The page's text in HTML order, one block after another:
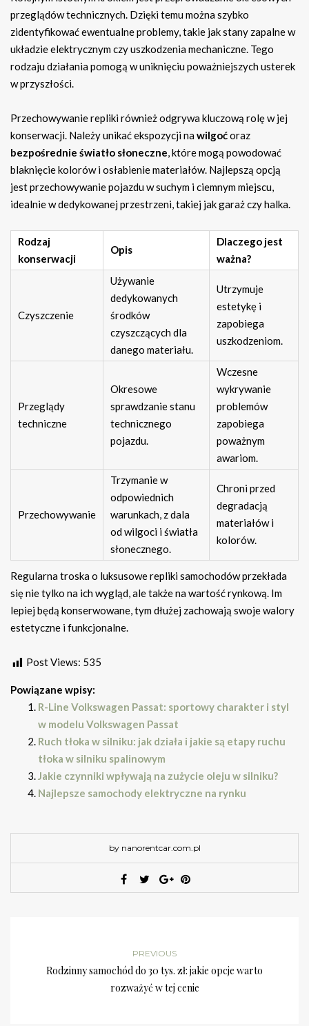
przeglądów technicznych. Dzięki temu można szybko
zidentyfikować ewentualne problemy, takie jak stany zapalne w
układzie elektrycznym czy uszkodzenia mechaniczne. Tego
rodzaju działania pomogą w uniknięciu poważniejszych usterek
w przyszłości.
Przechowywanie repliki również odgrywa kluczową rolę w jej
konserwacji. Należy unikać ekspozycji nawilgoćoraz
bezpośrednie światło słoneczne, które mogą powodować
blaknięcie kolorów i osłabienie materiałów. Najlepszą opcją
jest przechowywanie pojazdu w suchym i ciemnym miejscu,
idealnie w dedykowanej przestrzeni, takiej jak garaż czy halka.
Rodzaj
konserwacji
Opis
Dlaczego jest
ważna?
Czyszczenie
Używanie
dedykowanych
środków
czyszczących dla
danego materiału.
Utrzymuje
estetykę i
zapobiega
uszkodzeniom.
Przeglądy
techniczne
Okresowe
sprawdzanie stanu
technicznego
pojazdu.
Wczesne
wykrywanie
problemów
zapobiega
poważnym
awariom.
Przechowywanie
Trzymanie w
odpowiednich
warunkach, z dala
od wilgoci i światła
słonecznego.
Chroni przed
degradacją
materiałów i
kolorów.
Regularna troska o luksusowe repliki samochodów przekłada
się nie tylko na ich wygląd, ale także na wartość rynkową. Im
lepiej będą konserwowane, tym dłużej zachowają swoje walory
estetyczne i funkcjonalne.
Post Views: 535
Powiązane wpisy:
R-Line Volkswagen Passat: sportowy charakter i styl
w modelu Volkswagen Passat
Ruch tłoka w silniku: jak działa i jakie są etapy ruchu
tłoka w silniku spalinowym
Jakie czynniki wpływają na zużycie oleju w silniku?
Najlepsze samochody elektryczne na rynku
by nanorentcar.com.pl
PREVIOUS
Rodzinny samochód do 30 tys. zł: jakie opcje warto
rozważyć w tej cenie